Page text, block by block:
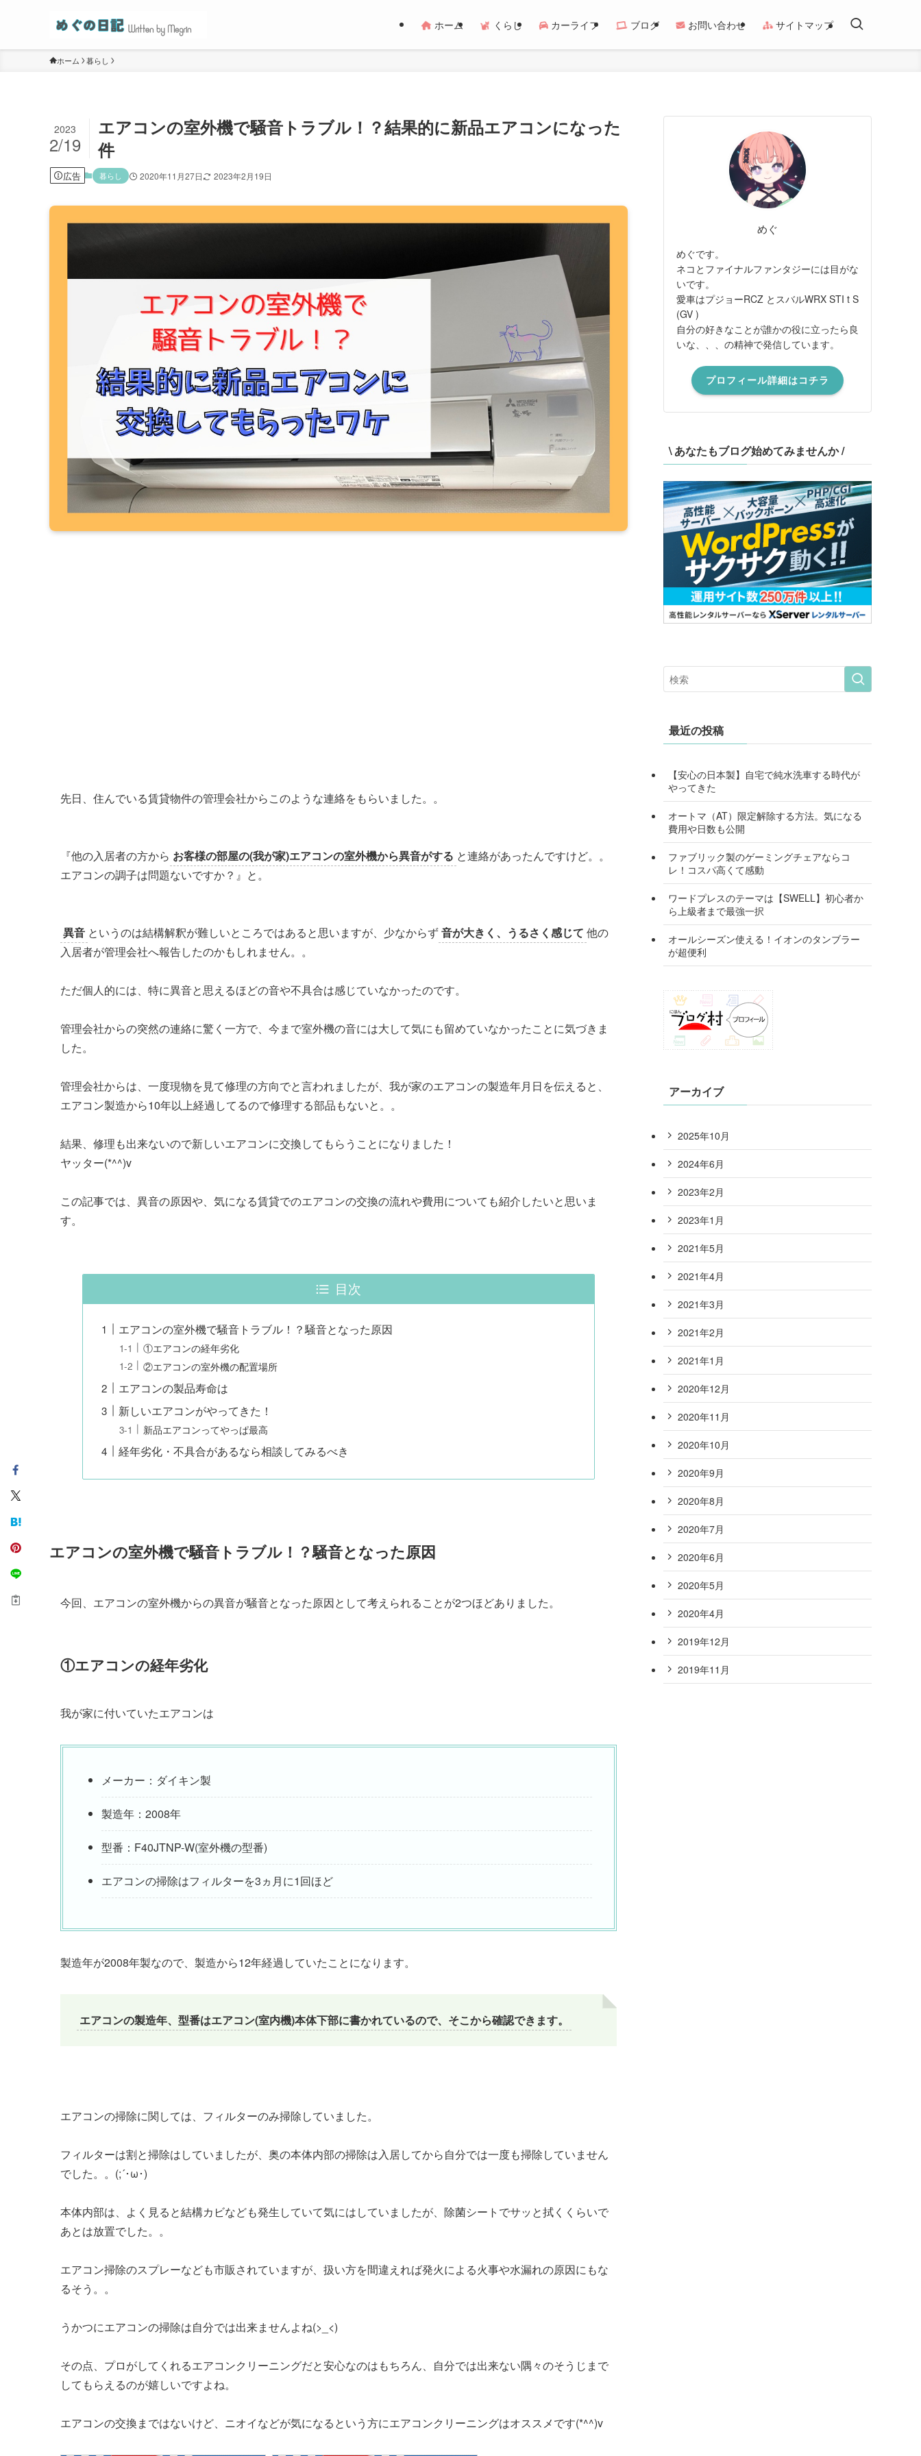
ホーム くらし カーライフ ブログ お問い合わせ サイトマップ
ホーム 暮らし
エアコンの室外機で騒音トラブル！？結果的に新品エアコンになった
件
2023
2/19
広告 暮らし 2020年11月27日 2023年2月19日
先日、住んでいる賃貸物件の管理会社からこのような連絡をもらいました。。
『他の入居者の方から お客様の部屋の(我が家)エアコンの室外機から異音がする と連絡があったんですけど。。
エアコンの調子は問題ないですか？』と。
異音 というのは結構解釈が難しいところではあると思いますが、少なからず音が大きく、うるさく感じて 他の
入居者が管理会社へ報告したのかもしれません。。
ただ個人的には、特に異音と思えるほどの音や不具合は感じていなかったのです。
管理会社からの突然の連絡に驚く一方で、今まで室外機の音には大して気にも留めていなかったことに気づきま
した。
管理会社からは、一度現物を見て修理の方向でと言われましたが、我が家のエアコンの製造年月日を伝えると、
エアコン製造から10年以上経過してるので修理する部品もないと。。
結果、修理も出来ないので新しいエアコンに交換してもらうことになりました！
ヤッター(*^^)v
この記事では、異音の原因や、気になる賃貸でのエアコンの交換の流れや費用についても紹介したいと思いま
す。
目次
エアコンの室外機で騒音トラブル！？騒音となった原因
①エアコンの経年劣化
②エアコンの室外機の配置場所
エアコンの製品寿命は
新しいエアコンがやってきた！
新品エアコンってやっぱ最高
経年劣化・不具合があるなら相談してみるべき
エアコンの室外機で騒音トラブル！？騒音となった原因
今回、エアコンの室外機からの異音が騒音となった原因として考えられることが2つほどありました。
①エアコンの経年劣化
我が家に付いていたエアコンは
メーカー：ダイキン製
製造年：2008年
型番：F40JTNP-W(室外機の型番)
エアコンの掃除はフィルターを3ヵ月に1回ほど
製造年が2008年製なので、製造から12年経過していたことになります。
エアコンの製造年、型番はエアコン(室内機)本体下部に書かれているので、そこから確認できます。
エアコンの掃除に関しては、フィルターのみ掃除していました。
フィルターは割と掃除はしていましたが、奥の本体内部の掃除は入居してから自分では一度も掃除していません
でした。。(;´･ω･)
本体内部は、よく見ると結構カビなども発生していて気にはしていましたが、除菌シートでサッと拭くくらいで
あとは放置でした。。
エアコン掃除のスプレーなども市販されていますが、扱い方を間違えれば発火による火事や水漏れの原因にもな
るそう。。
うかつにエアコンの掃除は自分では出来ませんよね(>_<)
その点、プロがしてくれるエアコンクリーニングだと安心なのはもちろん、自分では出来ない隅々のそうじまで
してもらえるのが嬉しいですよね。
エアコンの交換まではないけど、ニオイなどが気になるという方にエアコンクリーニングはオススメです(*^^)v
めぐ
めぐです。
ネコとファイナルファンタジーには目がな
いです。
愛車はプジョーRCZ とスバルWRX STI t S
(GV )
自分の好きなことが誰かの役に立ったら良
いな、、、の精神で発信しています。
プロフィール詳細はコチラ
\ あなたもブログ始めてみませんか /
最近の投稿
【安心の日本製】自宅で純水洗車する時代が
やってきた
オートマ（AT）限定解除する方法。気になる
費用や日数も公開
ファブリック製のゲーミングチェアならコ
レ！コスパ高くて感動
ワードプレスのテーマは【SWELL】初心者か
ら上級者まで最強一択
オールシーズン使える！イオンのタンブラー
が超便利
アーカイブ
2025年10月
2024年6月
2023年2月
2023年1月
2021年5月
2021年4月
2021年3月
2021年2月
2021年1月
2020年12月
2020年11月
2020年10月
2020年9月
2020年8月
2020年7月
2020年6月
2020年5月
2020年4月
2019年12月
2019年11月